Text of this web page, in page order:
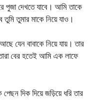
পুজা দেখতে যাবে। আমি তাকে
তুমার মাকে নিয়ে যাও।
যেন বাবাকে নিয়ে যায়। তার
বের হতেই আমি এক লাফে
দিক দিয়ে জড়িয়ে ধরি তার